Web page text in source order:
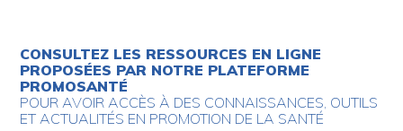
CONSULTEZ LES RESSOURCES EN LIGNE
PROPOSÉES PAR NOTRE PLATEFORME
PROMOSANTÉ
POUR AVOIR ACCÈS À DES CONNAISSANCES, OUTILS
ET ACTUALITÉS EN PROMOTION DE LA SANTÉ